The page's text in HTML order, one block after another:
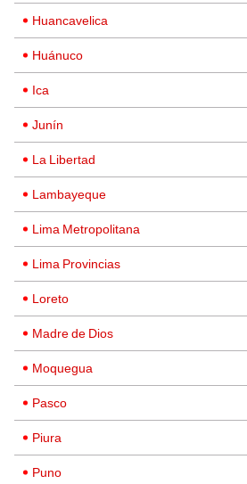
Huancavelica
Huánuco
Ica
Junín
La Libertad
Lambayeque
Lima Metropolitana
Lima Provincias
Loreto
Madre de Dios
Moquegua
Pasco
Piura
Puno